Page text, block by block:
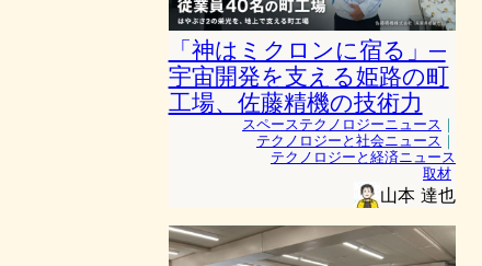
「神はミクロンに宿る」─
宇宙開発を支える姫路の町
工場、佐藤精機の技術力
スペーステクノロジーニュース ｜
テクノロジーと社会ニュース ｜
テクノロジーと経済ニュース
取材
山本 達也